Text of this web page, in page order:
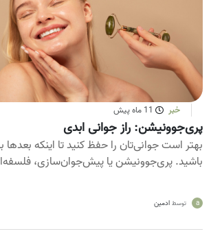
خبر 11 ماه پیش
پری‌جوونیشن: راز جوانی ابدی
بهتر است جوانی‌تان را حفظ کنید تا اینکه بعدها
باشید. پری‌جوونیشن یا پیش‌جوان‌سازی،
a توسط ادمین